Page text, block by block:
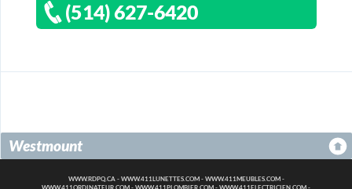
(514) 627-6420
Westmount
WWW.RDPQ.CA- WWW.411LUNETTES.COM - WWW.411MEUBLES.COM -